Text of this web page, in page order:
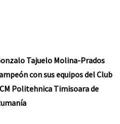
Tajuelo Molina-Prados
con sus equipos del Club
Politehnica Timisoara de